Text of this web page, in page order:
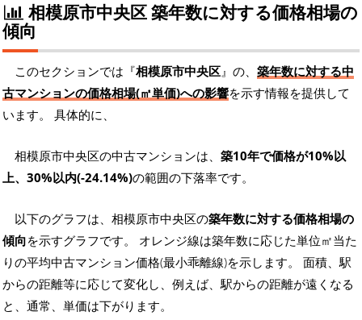
相模原市中央区 築年数に対する価格相場の
傾向
このセクションでは『相模原市中央区 』の、 築年数に対する中
古マンションの価格相場(㎡単価)への影響を示す情報を提供して
います。 具体的に、
相模原市中央区の中古マンションは、 築10年で価格が10%以
上、30%以内(-24.14%)の範囲の下落率です。
以下のグラフは、相模原市中央区の築年数に対する価格相場の
傾向を示すグラフです。 オレンジ線は築年数に応じた単位㎡当た
りの平均中古マンション価格(最小乖離線)を示します。 面積、駅
からの距離等に応じて変化し、例えば、駅からの距離が遠くなる
と、通常、単価は下がります。